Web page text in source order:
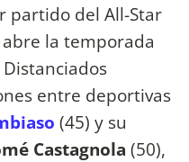
partido del All-Star
la temporada
entre deportivas
(45) y su
Castagnola (50),